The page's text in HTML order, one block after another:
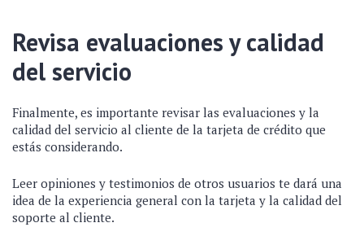
Revisa evaluaciones y calidad
del servicio
Finalmente, es importante revisar las evaluaciones y la
calidad del servicio al cliente de la tarjeta de crédito que
estás considerando.
Leer opiniones y testimonios de otros usuarios te dará una
idea de la experiencia general con la tarjeta y la calidad del
soporte al cliente.